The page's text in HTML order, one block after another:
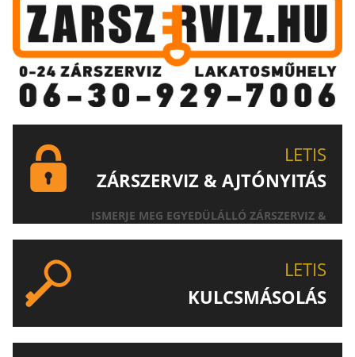
LETIS
ZÁRSZERVIZ & AJTÓNYITÁS
ISMERJE MEG EGYEDÜLÁLLÓ ZÁRSZERVIZ &
LETIS
KULCSMÁSOLÁS